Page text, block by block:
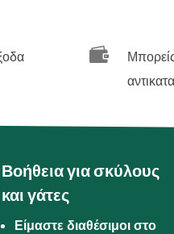

Βοήθεια για σκύλους
και γάτες
Είμαστε διαθέσιμοι στο